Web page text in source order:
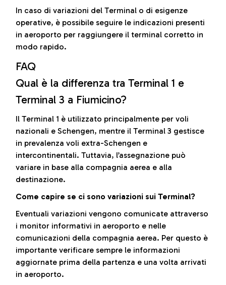
In caso di variazioni del Terminal o di esigenze
operative, è possibile seguire le indicazioni presenti
in aeroporto per raggiungere il terminal corretto in
modo rapido.
FAQ
Qual è la differenza tra Terminal 1 e
Terminal 3 a Fiumicino?
Il Terminal 1 è utilizzato principalmente per voli
nazionali e Schengen, mentre il Terminal 3 gestisce
in prevalenza voli extra-Schengen e
intercontinentali. Tuttavia, l’assegnazione può
variare in base alla compagnia aerea e alla
destinazione.
Come capire se ci sono variazioni sui Terminal?
Eventuali variazioni vengono comunicate attraverso
i monitor informativi in aeroporto e nelle
comunicazioni della compagnia aerea. Per questo è
importante verificare sempre le informazioni
aggiornate prima della partenza e una volta arrivati
in aeroporto.